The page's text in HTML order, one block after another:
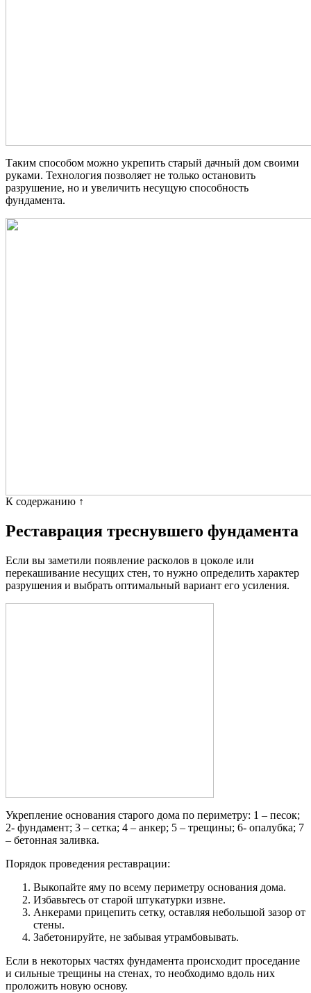
Таким способом можно укрепить старый дачный дом своими
руками. Технология позволяет не только остановить
разрушение, но и увеличить несущую способность
фундамента.
К содержанию ↑
Реставрация треснувшего фундамента
Если вы заметили появление расколов в цоколе или
перекашивание несущих стен, то нужно определить характер
разрушения и выбрать оптимальный вариант его усиления.
Укрепление основания старого дома по периметру: 1 – песок;
2- фундамент; 3 – сетка; 4 – анкер; 5 – трещины; 6- опалубка; 7
– бетонная заливка.
Порядок проведения реставрации:
Выкопайте яму по всему периметру основания дома.
Избавьтесь от старой штукатурки извне.
Анкерами прицепить сетку, оставляя небольшой зазор от
стены.
Забетонируйте, не забывая утрамбовывать.
Если в некоторых частях фундамента происходит проседание
и сильные трещины на стенах, то необходимо вдоль них
проложить новую основу.